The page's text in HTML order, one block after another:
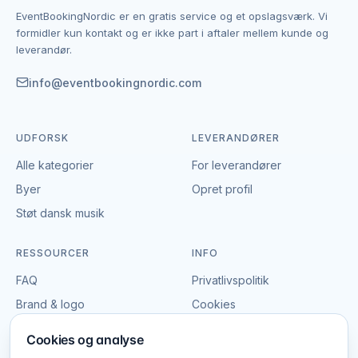
EventBookingNordic er en åben portal – vi tager
hverken gebyr eller provision, og du laver aftalen på
præcisere leverancen og indgå en aftale, der passer
EventBookingNordic er en gratis service og et opslagsværk. Vi
formidler kun kontakt og er ikke part i aftaler mellem kunde og
leverandør.
info@eventbookingnordic.com
UDFORSK
Alle kategorier
Byer
Støt dansk musik
LEVERANDØRER
For leverandører
Opret profil
RESSOURCER
FAQ
Brand & logo
INFO
Privatlivspolitik
Cookies
Cookies og analyse